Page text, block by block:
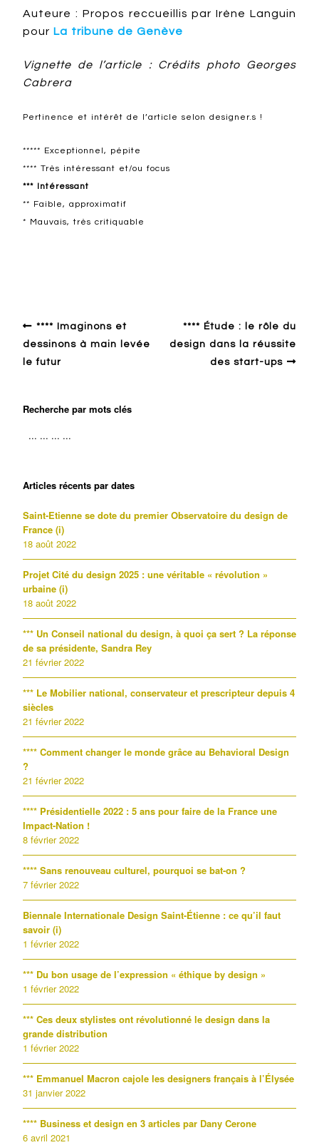
Auteure : Propos reccueillis par Irène Languin
pour La tribune de Genève
Vignette de l’article : Crédits photo Georges
Cabrera
Pertinence et intérêt de l’article selon designer.s !
***** Exceptionnel, pépite
**** Très intéressant et/ou focus
*** Intéressant
** Faible, approximatif
* Mauvais, très critiquable
**** Imaginons et
dessinons à main levée
le futur
**** Étude : le rôle du
design dans la réussite
des start-ups
Recherche par mots clés
Articles récents par dates
Saint-Etienne se dote du premier Observatoire du design de
France (i)
18 août 2022
Projet Cité du design 2025 : une véritable « révolution »
urbaine (i)
18 août 2022
*** Un Conseil national du design, à quoi ça sert ? La réponse
de sa présidente, Sandra Rey
21 février 2022
*** Le Mobilier national, conservateur et prescripteur depuis 4
siècles
21 février 2022
**** Comment changer le monde grâce au Behavioral Design
?
21 février 2022
**** Présidentielle 2022 : 5 ans pour faire de la France une
Impact-Nation !
8 février 2022
**** Sans renouveau culturel, pourquoi se bat-on ?
7 février 2022
Biennale Internationale Design Saint-Étienne : ce qu’il faut
savoir (i)
1 février 2022
*** Du bon usage de l’expression « éthique by design »
1 février 2022
*** Ces deux stylistes ont révolutionné le design dans la
grande distribution
1 février 2022
*** Emmanuel Macron cajole les designers français à l’Élysée
31 janvier 2022
**** Business et design en 3 articles par Dany Cerone
6 avril 2021